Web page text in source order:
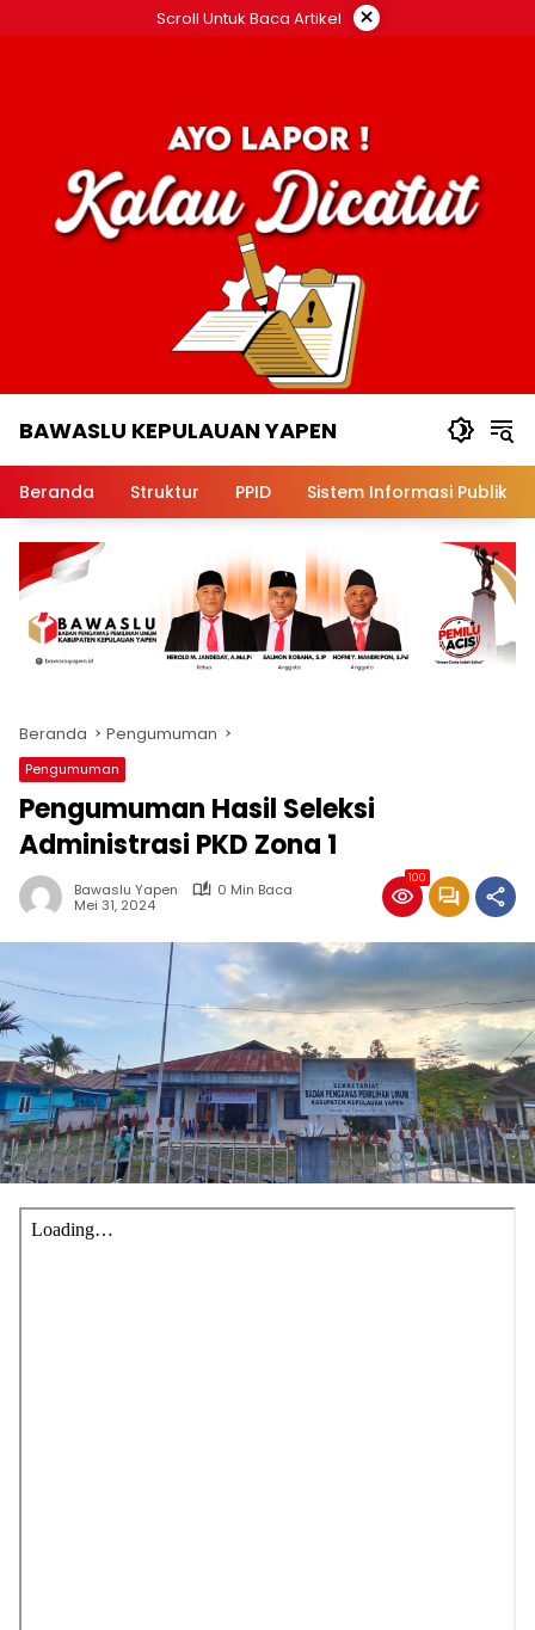
ke
Scroll Untuk Baca Artikel ×
BAWASLU KEPULAUAN YAPEN
Pengawas
Beranda Struktur PPID Sistem Informasi Publik
Beranda Pengumuman
Pengumuman
Pengumuman Hasil Seleksi
Administrasi PKD Zona 1
Bawaslu Yapen
0 Min Baca
Mei 31, 2024
100